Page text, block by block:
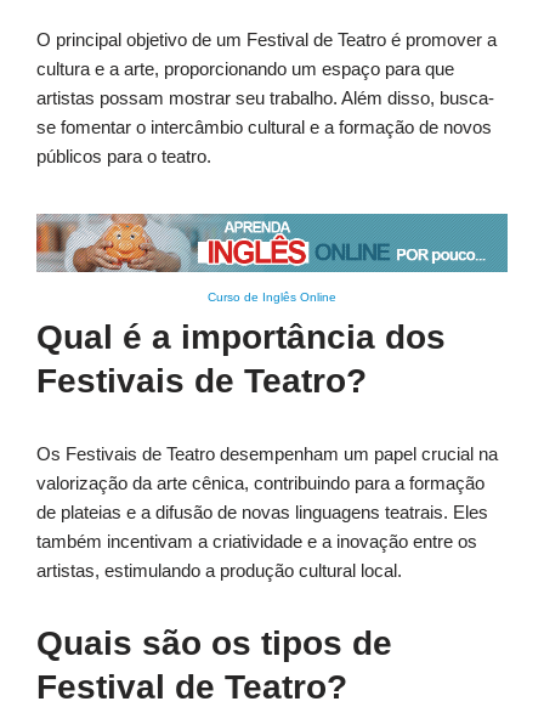
O principal objetivo de um Festival de Teatro é promover a
cultura e a arte, proporcionando um espaço para que
artistas possam mostrar seu trabalho. Além disso, busca-
se fomentar o intercâmbio cultural e a formação de novos
públicos para o teatro.
Curso de Inglês Online
Qual é a importância dos
Festivais de Teatro?
Os Festivais de Teatro desempenham um papel crucial na
valorização da arte cênica, contribuindo para a formação
de plateias e a difusão de novas linguagens teatrais. Eles
também incentivam a criatividade e a inovação entre os
artistas, estimulando a produção cultural local.
Quais são os tipos de
Festival de Teatro?